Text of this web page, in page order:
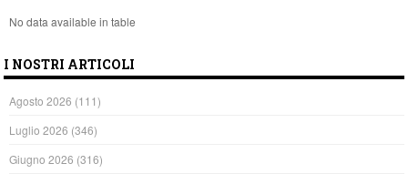
No data available in table
I NOSTRI ARTICOLI
Agosto 2026 (111)
Luglio 2026 (346)
Giugno 2026 (316)